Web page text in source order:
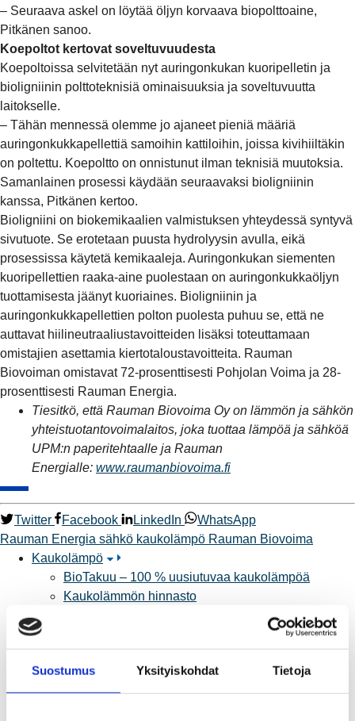
Suostumus Yksityiskohdat Tietoja
– Seuraava askel on löytää öljyn korvaava biopolttoaine,
Pitkänen sanoo.
Koepoltot kertovat soveltuvuudesta
Koepoltoissa selvitetään nyt auringonkukan kuoripelletin ja
bioligniinin polttoteknisiä ominaisuuksia ja soveltuvuutta
laitokselle.
– Tähän mennessä olemme jo ajaneet pieniä määriä
auringonkukkapellettiä samoihin kattiloihin, joissa kivihiiltäkin
on poltettu. Koepoltto on onnistunut ilman teknisiä muutoksia.
Samanlainen prosessi käydään seuraavaksi bioligniinin
kanssa, Pitkänen kertoo.
Bioligniini on biokemikaalien valmistuksen yhteydessä syntyvä
sivutuote. Se erotetaan puusta hydrolyysin avulla, eikä
prosessissa käytetä kemikaaleja. Auringonkukan siementen
kuoripellettien raaka-aine puolestaan on auringonkukkaöljyn
tuottamisesta jäänyt kuoriaines. Bioligniinin ja
auringonkukkapellettien polton puolesta puhuu se, että ne
auttavat hiilineutraaliustavoitteiden lisäksi toteuttamaan
omistajien asettamia kiertotaloustavoitteita. Rauman
Biovoiman omistavat 72-prosenttisesti Pohjolan Voima ja 28-
prosenttisesti Rauman Energia.
Tiesitkö, että Rauman Biovoima Oy on lämmön ja sähkön
yhteistuotantovoimalaitos, joka tuottaa lämpöä ja sähköä
UPM:n paperitehtaalle ja Rauman
Energialle: www.raumanbiovoima.fi
Twitter Facebook LinkedIn
WhatsApp
Rauman Energia sähkö kaukolämpö Rauman Biovoima
Kaukolämpö
BioTakuu – 100 % uusiutuvaa kaukolämpöä
Kaukolämmön hinnasto
Kaukolämpöliittymän saatavuus ja toteutus
Kaukolämpöverkon viasta ilmoittaminen
Laskutus ja raportointi
Lungi-palvelu taloyhtiöille ja yrityksille